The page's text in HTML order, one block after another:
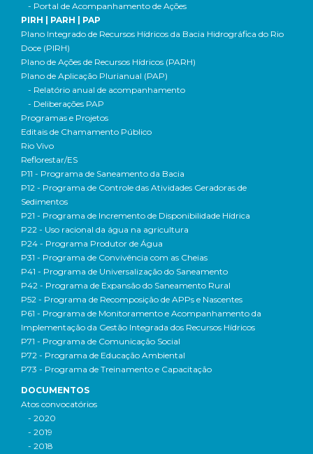
- Portal de Acompanhamento de Ações
PIRH | PARH | PAP
Plano Integrado de Recursos Hídricos da Bacia Hidrográfica do Rio
Doce (PIRH)
Plano de Ações de Recursos Hídricos (PARH)
Plano de Aplicação Plurianual (PAP)
- Relatório anual de acompanhamento
- Deliberações PAP
Programas e Projetos
Editais de Chamamento Público
Rio Vivo
Reflorestar/ES
P11 - Programa de Saneamento da Bacia
P12 - Programa de Controle das Atividades Geradoras de
Sedimentos
P21 - Programa de Incremento de Disponibilidade Hídrica
P22 - Uso racional da água na agricultura
P24 - Programa Produtor de Água
P31 - Programa de Convivência com as Cheias
P41 - Programa de Universalização do Saneamento
P42 - Programa de Expansão do Saneamento Rural
P52 - Programa de Recomposição de APPs e Nascentes
P61 - Programa de Monitoramento e Acompanhamento da
Implementação da Gestão Integrada dos Recursos Hídricos
P71 - Programa de Comunicação Social
P72 - Programa de Educação Ambiental
P73 - Programa de Treinamento e Capacitação
DOCUMENTOS
Atos convocatórios
- 2020
- 2019
- 2018